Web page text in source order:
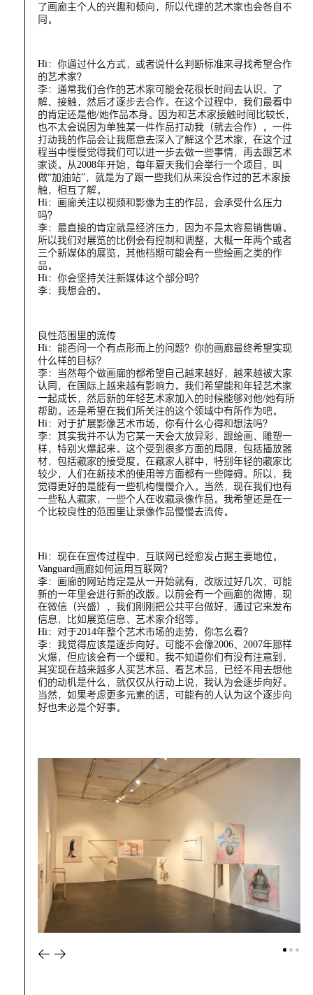
了画廊主个人的兴趣和倾向，所以代理的艺术家也会各自不
同。
Hi：你通过什么方式，或者说什么判断标准来寻找希望合作
的艺术家？
李：通常我们合作的艺术家可能会花很长时间去认识、了
解、接触，然后才逐步去合作。在这个过程中，我们最看中
的肯定还是他/她作品本身。因为和艺术家接触时间比较长，
也不太会说因为单独某一件作品打动我（就去合作）。一件
打动我的作品会让我愿意去深入了解这个艺术家，在这个过
程当中慢慢觉得我们可以进一步去做一些事情，再去跟艺术
家谈。从2008年开始，每年夏天我们会举行一个项目，叫
做“加油站”，就是为了跟一些我们从来没合作过的艺术家接
触，相互了解。
Hi：画廊关注以视频和影像为主的作品，会承受什么压力
吗？
李：最直接的肯定就是经济压力，因为不是太容易销售嘛。
所以我们对展览的比例会有控制和调整，大概一年两个或者
三个新媒体的展览，其他档期可能会有一些绘画之类的作
品。
Hi：你会坚持关注新媒体这个部分吗？
李：我想会的。
良性范围里的流传
Hi：能否问一个有点形而上的问题？你的画廊最终希望实现
什么样的目标？
李：当然每个做画廊的都希望自己越来越好，越来越被大家
认同，在国际上越来越有影响力。我们希望能和年轻艺术家
一起成长，然后新的年轻艺术家加入的时候能够对他/她有所
帮助。还是希望在我们所关注的这个领域中有所作为吧。
Hi：对于扩展影像艺术市场，你有什么心得和想法吗？
李：其实我并不认为它某一天会大放异彩，跟绘画、雕塑一
样，特别火爆起来。这个受到很多方面的局限，包括播放器
材，包括藏家的接受度。在藏家人群中，特别年轻的藏家比
较少，人们在新技术的使用等方面都有一些障碍。所以，我
觉得更好的是能有一些机构慢慢介入。当然，现在我们也有
一些私人藏家，一些个人在收藏录像作品。我希望还是在一
个比较良性的范围里让录像作品慢慢去流传。
Hi：现在在宣传过程中，互联网已经愈发占据主要地位。
Vanguard画廊如何运用互联网？
李：画廊的网站肯定是从一开始就有，改版过好几次，可能
新的一年里会进行新的改版。以前会有一个画廊的微博，现
在微信（兴盛），我们刚刚把公共平台做好，通过它来发布
信息，比如展览信息、艺术家介绍等。
Hi：对于2014年整个艺术市场的走势，你怎么看？
李：我觉得应该是逐步向好。可能不会像2006、2007年那样
火爆，但应该会有一个缓和。我不知道你们有没有注意到，
其实现在越来越多人买艺术品、看艺术品，已经不用去想他
们的动机是什么，就仅仅从行动上说，我认为会逐步向好。
当然，如果考虑更多元素的话，可能有的人认为这个逐步向
好也未必是个好事。